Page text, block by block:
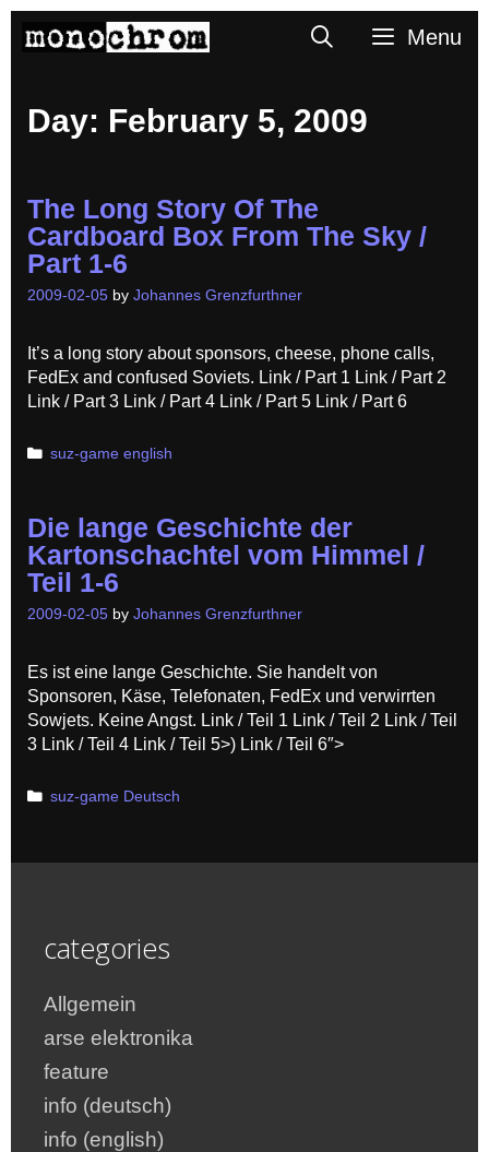
SearchMenu
Day: February 5, 2009
The Long Story Of The
Cardboard Box From The Sky /
Part 1-6
2009-02-05 by Johannes Grenzfurthner
It’s a long story about sponsors, cheese, phone calls,
FedEx and confused Soviets. Link / Part 1 Link / Part 2
Link / Part 3 Link / Part 4 Link / Part 5 Link / Part 6
Categories
suz-game english
Die lange Geschichte der
Kartonschachtel vom Himmel /
Teil 1-6
2009-02-05 by Johannes Grenzfurthner
Es ist eine lange Geschichte. Sie handelt von
Sponsoren, Käse, Telefonaten, FedEx und verwirrten
Sowjets. Keine Angst. Link / Teil 1 Link / Teil 2 Link / Teil
3 Link / Teil 4 Link / Teil 5>) Link / Teil 6″>
Categories
suz-game Deutsch
categories
Allgemein
arse elektronika
feature
info (deutsch)
info (english)